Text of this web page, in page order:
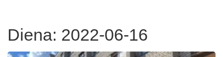
Diena: 2022-06-16